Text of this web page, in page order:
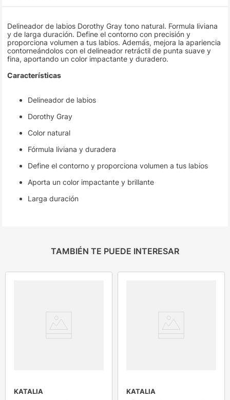
Delineador de labios Dorothy Gray tono natural. Formula liviana
y de larga duración. Define el contorno con precisión y
proporciona volumen a tus labios. Además, mejora la apariencia
contorneándolos con el delineador retráctil de punta suave y
fina, aportando un color impactante y duradero.
Características
Delineador de labios
Dorothy Gray
Color natural
Fórmula liviana y duradera
Define el contorno y proporciona volumen a tus labios
Aporta un color impactante y brillante
Larga duración
TAMBIÉN TE PUEDE INTERESAR
KATALIA KATALIA